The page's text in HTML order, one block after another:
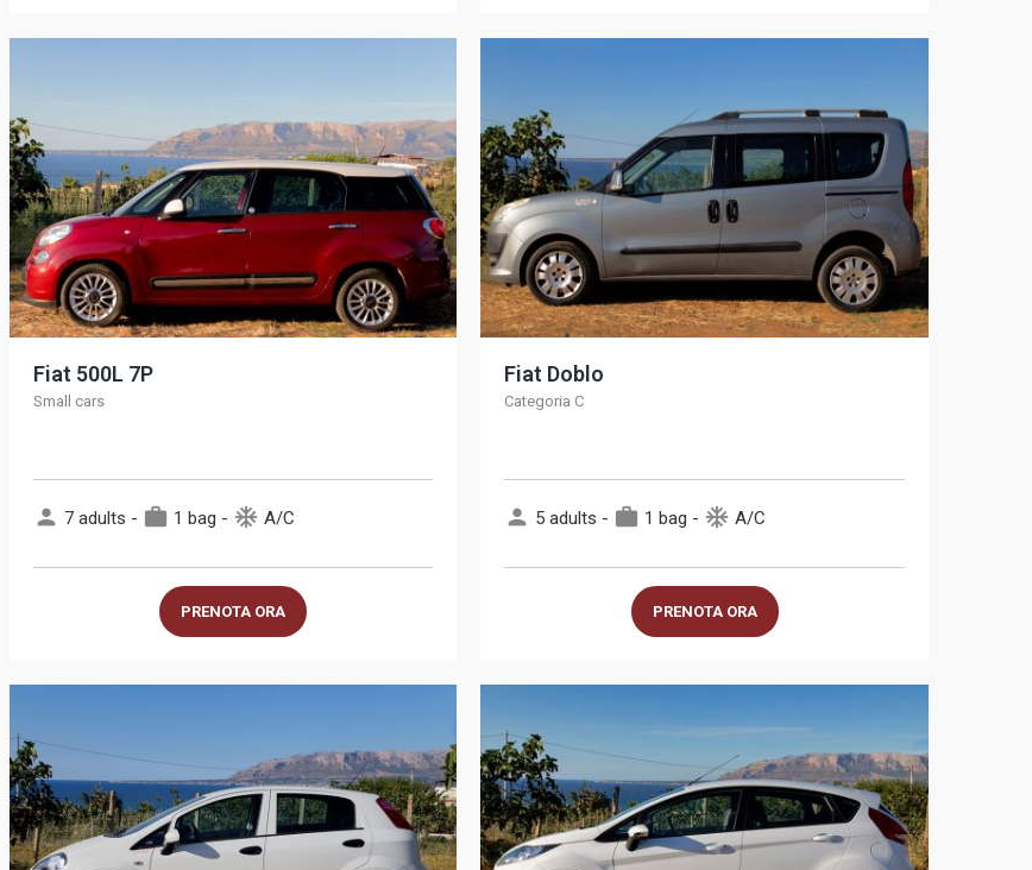
Fiat 500L 7P
Small cars
person 7 adults - work 1 bag - ac_unit A/C
PRENOTA ORA
Fiat Doblo
Categoria C
person 5 adults - work 1 bag - ac_unit A/C
PRENOTA ORA